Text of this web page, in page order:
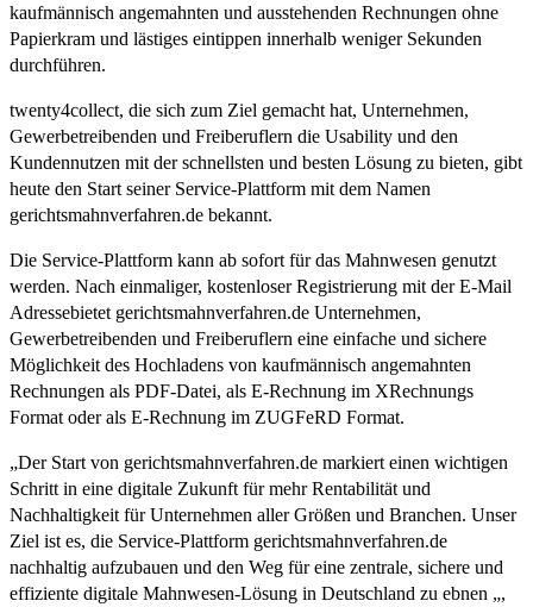
kaufmännisch angemahnten und ausstehenden Rechnungen ohne
Papierkram und lästiges eintippen innerhalb weniger Sekunden
durchführen.
twenty4collect, die sich zum Ziel gemacht hat, Unternehmen,
Gewerbetreibenden und Freiberuflern die Usability und den
Kundennutzen mit der schnellsten und besten Lösung zu bieten, gibt
heute den Start seiner Service-Plattform mit dem Namen
gerichtsmahnverfahren.de bekannt.
Die Service-Plattform kann ab sofort für das Mahnwesen genutzt
werden. Nach einmaliger, kostenloser Registrierung mit der E-Mail
Adressebietet gerichtsmahnverfahren.de Unternehmen,
Gewerbetreibenden und Freiberuflern eine einfache und sichere
Möglichkeit des Hochladens von kaufmännisch angemahnten
Rechnungen als PDF-Datei, als E-Rechnung im XRechnungs
Format oder als E-Rechnung im ZUGFeRD Format.
„Der Start von gerichtsmahnverfahren.de markiert einen wichtigen
Schritt in eine digitale Zukunft für mehr Rentabilität und
Nachhaltigkeit für Unternehmen aller Größen und Branchen. Unser
Ziel ist es, die Service-Plattform gerichtsmahnverfahren.de
nachhaltig aufzubauen und den Weg für eine zentrale, sichere und
effiziente digitale Mahnwesen-Lösung in Deutschland zu ebnen „,